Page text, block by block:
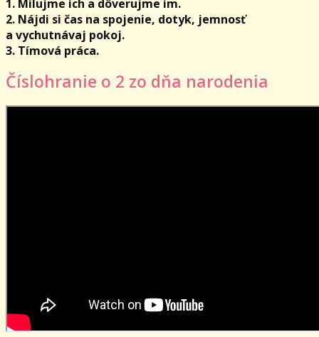
1. Milujme ich a dôverujme im.
2. Nájdi si čas na spojenie, dotyk, jemnosť
a vychutnávaj pokoj.
3. Tímová práca.
Číslohranie o 2 zo dňa narodenia